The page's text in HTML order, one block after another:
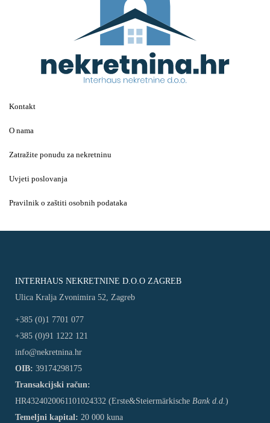
Kontakt
O nama
Zatražite ponudu za nekretninu
Uvjeti poslovanja
Pravilnik o zaštiti osobnih podataka
INTERHAUS NEKRETNINE D.O.O ZAGREB
Ulica Kralja Zvonimira 52, Zagreb
+385 (0)1 7701 077
+385 (0)91 1222 121
info@nekretnina.hr
OIB: 39174298175
Transakcijski račun:
HR4324020061101024332 (Erste&Steiermärkische Bank d.d.)
Temeljni kapital: 20 000 kuna